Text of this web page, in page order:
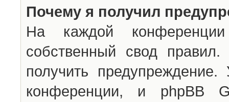
Почему я получил
На каждой конференции
собственный свод
получить
конференции, и phpBB